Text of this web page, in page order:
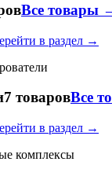
Все товары
в раздел →
7 товаровВсе
в раздел →
комплексы